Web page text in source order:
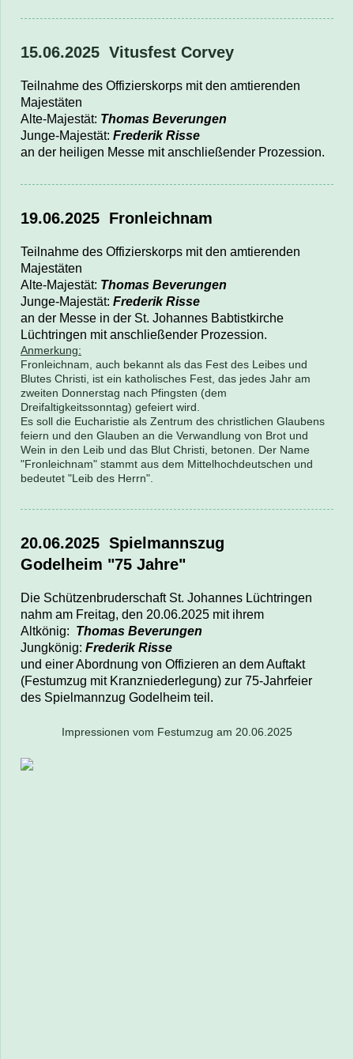
15.06.2025 Vitusfest Corvey
Teilnahme des Offizierskorps mit den amtierenden
Majestäten
Alte-Majestät: Thomas Beverungen
Junge-Majestät: Frederik Risse
an der heiligen Messe mit anschließender Prozession.
19.06.2025 Fronleichnam
Teilnahme des Offizierskorps mit den amtierenden
Majestäten
Alte-Majestät: Thomas Beverungen
Junge-Majestät: Frederik Risse
an der Messe in der St. Johannes Babtistkirche
Lüchtringen mit anschließender Prozession.
Anmerkung:
Fronleichnam, auch bekannt als das Fest des Leibes und
Blutes Christi, ist ein katholisches Fest, das jedes Jahr am
zweiten Donnerstag nach Pfingsten (dem
Dreifaltigkeitssonntag) gefeiert wird.
Es soll die Eucharistie als Zentrum des christlichen Glaubens
feiern und den Glauben an die Verwandlung von Brot und
Wein in den Leib und das Blut Christi, betonen. Der Name
"Fronleichnam" stammt aus dem Mittelhochdeutschen und
bedeutet "Leib des Herrn".
20.06.2025 Spielmannszug
Godelheim "75 Jahre"
Die Schützenbruderschaft St. Johannes Lüchtringen
nahm am Freitag, den 20.06.2025 mit ihrem
Altkönig: Thomas Beverungen
Jungkönig: Frederik Risse
und einer Abordnung von Offizieren an dem Auftakt
(Festumzug mit Kranzniederlegung) zur 75-Jahrfeier
des Spielmannzug Godelheim teil.
Impressionen vom Festumzug am 20.06.2025